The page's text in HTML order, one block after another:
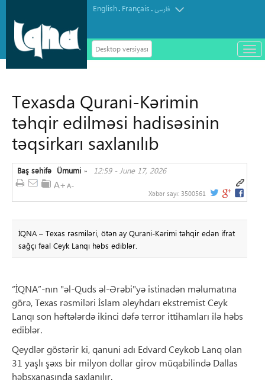
English. Français.فارسی
Desktop versiyası
باز
و
Texasda Qurani-Kərimin
təhqir edilməsi hadisəsinin
təqsirkarı saxlanılıb
Baş səhifə »
Ümumi 12:59 - June 17, 2026
Xəbər sayı: 3500561
İQNA – Texas rəsmiləri, ötən ay Qurani-Kərimi təhqir edən ifrat
sağçı fəal Ceyk Lanqı həbs ediblər.
“İQNA”-nın "əl-Quds əl-Ərəbi"yə istinadən məlumatına
görə, Texas rəsmiləri İslam əleyhdarı ekstremist Ceyk
Lanqı son həftələrdə ikinci dəfə terror ittihamları ilə həbs
ediblər.
Qeydlər göstərir ki, qanuni adı Edvard Ceykob Lanq olan
31 yaşlı şəxs bir milyon dollar girov müqabilində Dallas
həbsxanasında saxlanılır.